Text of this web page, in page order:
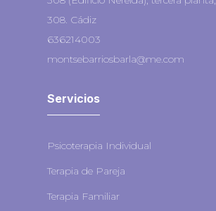
308. Cádiz
636214003
montsebarriosbarla@me.com
Servicios
Psicoterapia Individual
Terapia de Pareja
Terapia Familiar